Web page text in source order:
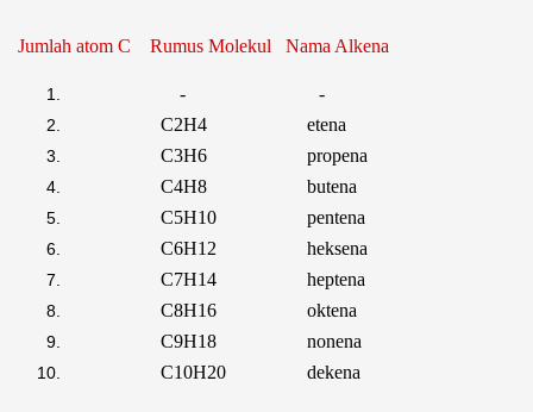
Jumlah atom C Rumus Molekul Nama Alkena
- -
C2H4 etena
C3H6 propena
C4H8 butena
C5H10 pentena
C6H12 heksena
C7H14 heptena
C8H16 oktena
C9H18 nonena
C10H20 dekena